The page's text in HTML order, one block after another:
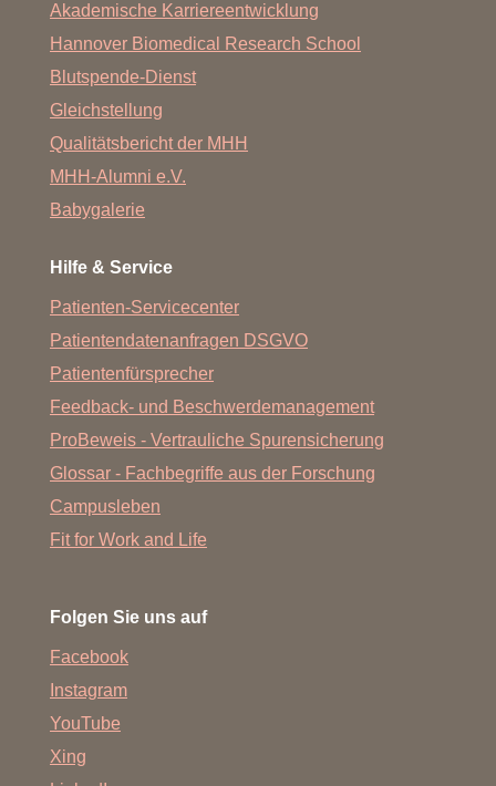
Akademische Karriereentwicklung
Hannover Biomedical Research School
Blutspende-Dienst
Gleichstellung
Qualitätsbericht der MHH
MHH-Alumni e.V.
Babygalerie
Hilfe & Service
Patienten-Servicecenter
Patientendatenanfragen DSGVO
Patientenfürsprecher
Feedback- und Beschwerdemanagement
ProBeweis - Vertrauliche Spurensicherung
Glossar - Fachbegriffe aus der Forschung
Campusleben
Fit for Work and Life
Folgen Sie uns auf
Facebook
Instagram
YouTube
Xing